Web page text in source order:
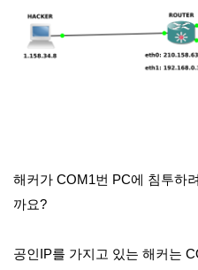
해커가 COM1번 PC에 침투하
까요?
공인IP를 가지고 있는 해커는